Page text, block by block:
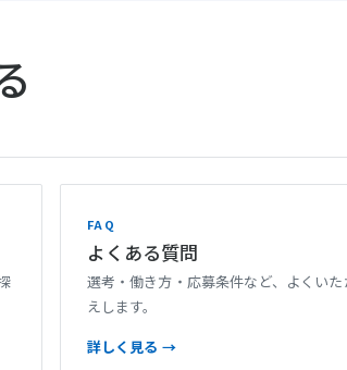
FAQ
よくある質問
選考・働き方・応募条件など、よくい
えします。
詳しく見る